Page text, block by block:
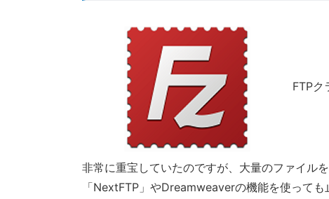
FTPク
非常に重宝していたのですが、大量のファイル
「NextFTP」やDreamweaverの機能を使って